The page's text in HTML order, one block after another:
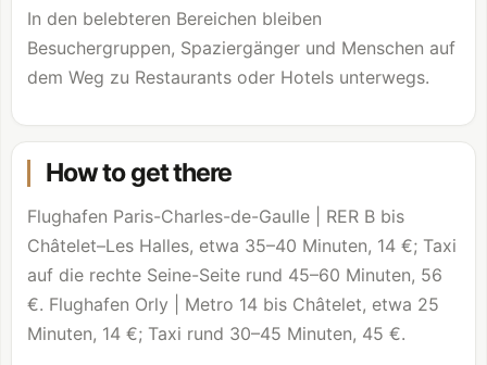
In den belebteren Bereichen bleiben
Besuchergruppen, Spaziergänger und Menschen auf
dem Weg zu Restaurants oder Hotels unterwegs.
How to get there
Flughafen Paris-Charles-de-Gaulle | RER B bis
Châtelet–Les Halles, etwa 35–40 Minuten, 14 €; Taxi
auf die rechte Seine-Seite rund 45–60 Minuten, 56
€. Flughafen Orly | Metro 14 bis Châtelet, etwa 25
Minuten, 14 €; Taxi rund 30–45 Minuten, 45 €.